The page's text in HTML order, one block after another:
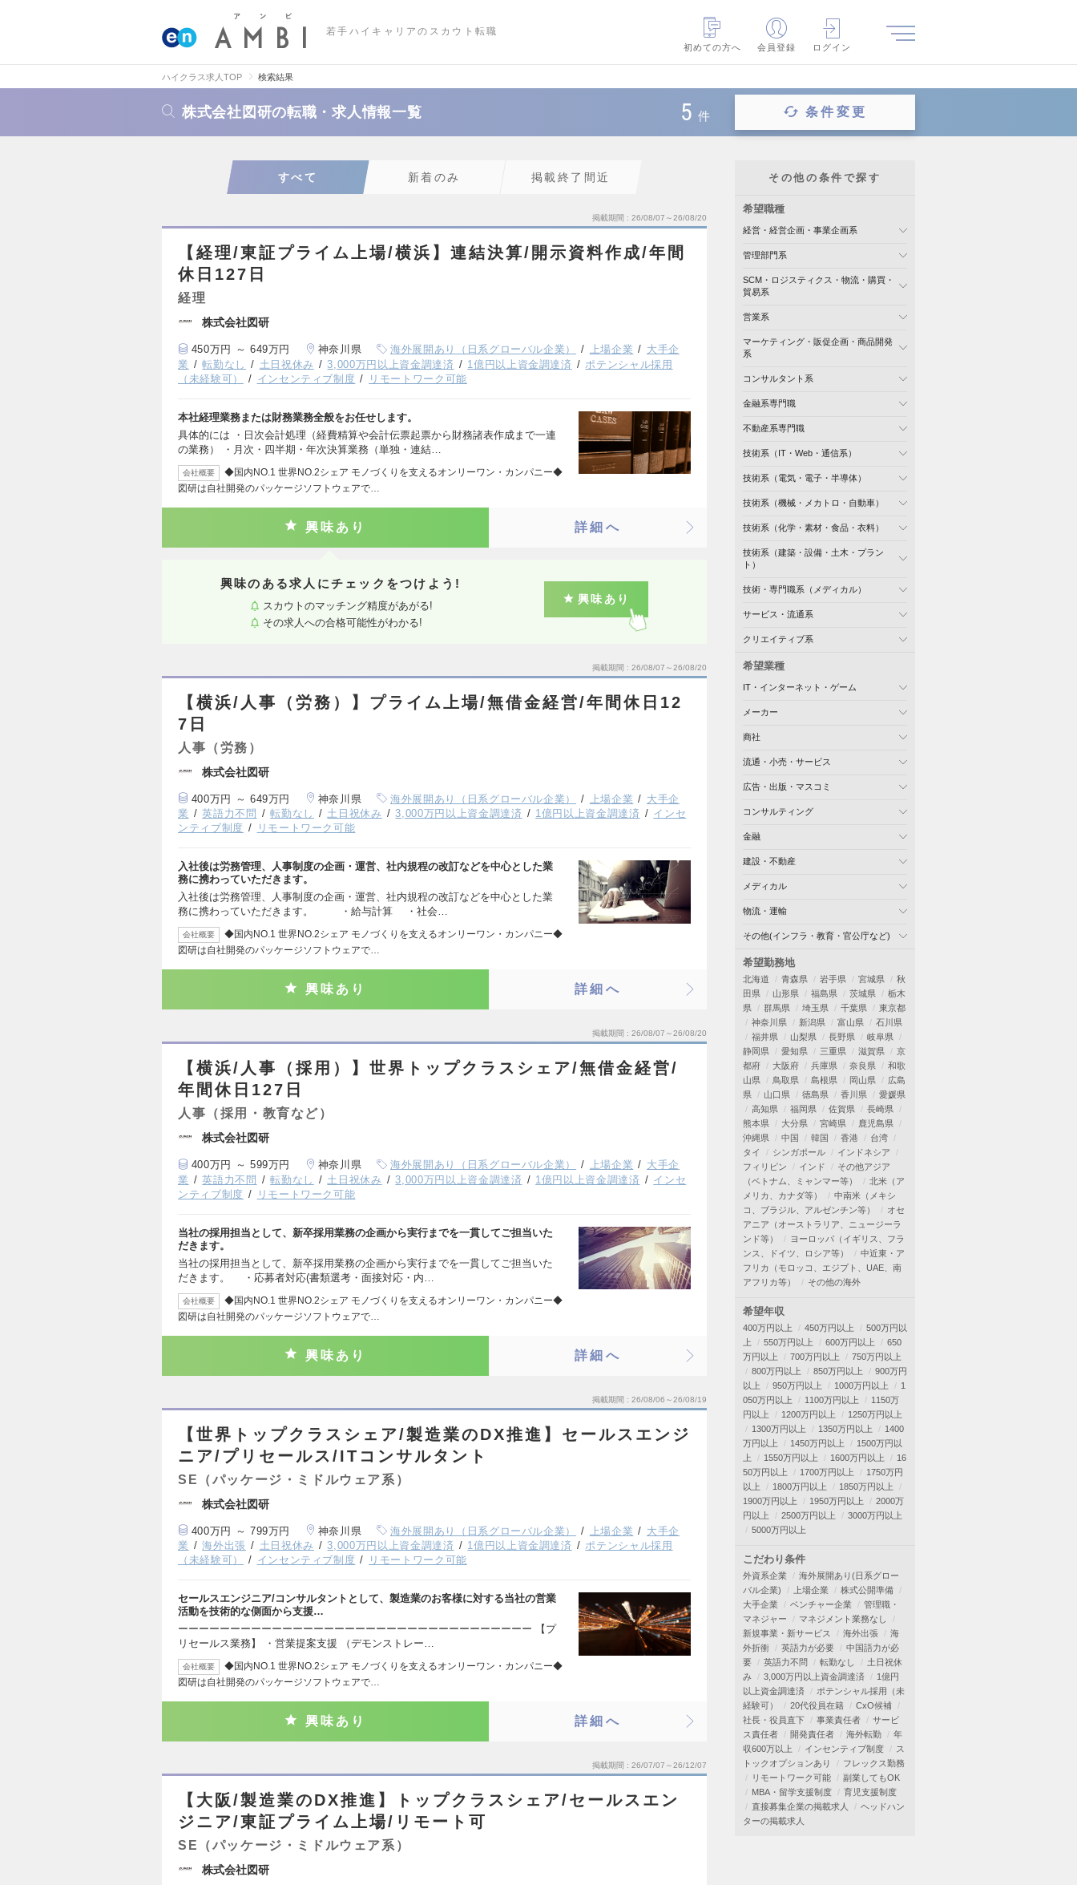
若手ハイキャリアのスカウト転職
初めての方へ
会員登録 ログイン
ハイクラス求人TOP 検索結果
株式会社図研の転職・求人情報一覧 5 件 条件変更
すべて 新着のみ 掲載終了間近
掲載期間 26/08/07～26/08/20
【経理/東証プライム上場/横浜】連結決算/開示資料作成/年間
休日127日
経理
株式会社図研
450万円 ～ 649万円 神奈川県 海外展開あり（日系グローバル企業） 上場企業
大手企
業
転勤なし 土日祝休み 3,000万円以上資金調達済 1億円以上資金調達済
ポテンシャル採用
（未経験可）
インセンティブ制度 リモートワーク可能
本社経理業務または財務業務全般をお任せします。
具体的には ・日次会計処理（経費精算や会計伝票起票から財務諸表作成まで一連
の業務） ・月次・四半期・年次決算業務（単独・連結…
会社概要
◆国内NO.1 世界NO.2シェア モノづくりを支えるオンリーワン・カンパニー◆
図研は自社開発のパッケージソフトウェアで…
興味あり 詳細へ
興味のある求人にチェックをつけよう!
スカウトのマッチング精度があがる!
その求人への合格可能性がわかる!
興味あり
掲載期間 26/08/07～26/08/20
【横浜/人事（労務）】プライム上場/無借金経営/年間休日12
7日
人事（労務）
株式会社図研
400万円 ～ 649万円 神奈川県 海外展開あり（日系グローバル企業） 上場企業
大手企
業
英語力不問 転勤なし 土日祝休み 3,000万円以上資金調達済 1億円以上資金調達済
インセ
ンティブ制度
リモートワーク可能
入社後は労務管理、人事制度の企画・運営、社内規程の改訂などを中心とした業
務に携わっていただきます。
入社後は労務管理、人事制度の企画・運営、社内規程の改訂などを中心とした業
務に携わっていただきます。 ・給与計算 ・社会…
会社概要
◆国内NO.1 世界NO.2シェア モノづくりを支えるオンリーワン・カンパニー◆
図研は自社開発のパッケージソフトウェアで…
興味あり 詳細へ
掲載期間 26/08/07～26/08/20
【横浜/人事（採用）】世界トップクラスシェア/無借金経営/
年間休日127日
人事（採用・教育など）
株式会社図研
400万円 ～ 599万円 神奈川県 海外展開あり（日系グローバル企業） 上場企業
大手企
業
英語力不問 転勤なし 土日祝休み 3,000万円以上資金調達済 1億円以上資金調達済
インセ
ンティブ制度
リモートワーク可能
当社の採用担当として、新卒採用業務の企画から実行までを一貫してご担当いた
だきます。
当社の採用担当として、新卒採用業務の企画から実行までを一貫してご担当いた
だきます。 ・応募者対応(書類選考・面接対応・内…
会社概要
◆国内NO.1 世界NO.2シェア モノづくりを支えるオンリーワン・カンパニー◆
図研は自社開発のパッケージソフトウェアで…
興味あり 詳細へ
掲載期間 26/08/06～26/08/19
【世界トップクラスシェア/製造業のDX推進】セールスエンジ
ニア/プリセールス/ITコンサルタント
SE（パッケージ・ミドルウェア系）
株式会社図研
400万円 ～ 799万円 神奈川県 海外展開あり（日系グローバル企業） 上場企業
大手企
業
海外出張 土日祝休み 3,000万円以上資金調達済 1億円以上資金調達済
ポテンシャル採用
（未経験可）
インセンティブ制度 リモートワーク可能
セールスエンジニア/コンサルタントとして、製造業のお客様に対する当社の営業
活動を技術的な側面から支援…
ーーーーーーーーーーーーーーーーーーーーーーーーーーーーーーーーーー 【プ
リセールス業務】 ・営業提案支援 （デモンストレー…
会社概要
◆国内NO.1 世界NO.2シェア モノづくりを支えるオンリーワン・カンパニー◆
図研は自社開発のパッケージソフトウェアで…
興味あり 詳細へ
掲載期間 26/07/07～26/12/07
【大阪/製造業のDX推進】トップクラスシェア/セールスエン
ジニア/東証プライム上場/リモート可
SE（パッケージ・ミドルウェア系）
株式会社図研
その他の条件で探す
希望職種
経営・経営企画・事業企画系
管理部門系
SCM・ロジスティクス・物流・購買・
貿易系
営業系
マーケティング・販促企画・商品開発
系
コンサルタント系
金融系専門職
不動産系専門職
技術系（IT・Web・通信系）
技術系（電気・電子・半導体）
技術系（機械・メカトロ・自動車）
技術系（化学・素材・食品・衣料）
技術系（建築・設備・土木・プラン
ト）
技術・専門職系（メディカル）
サービス・流通系
クリエイティブ系
希望業種
IT・インターネット・ゲーム
メーカー
商社
流通・小売・サービス
広告・出版・マスコミ
コンサルティング
金融
建設・不動産
メディカル
物流・運輸
その他(インフラ・教育・官公庁など)
希望勤務地
北海道 青森県 岩手県 宮城県
秋
田県
山形県 福島県 茨城県
栃木
県
群馬県 埼玉県 千葉県
東京都
神奈川県
新潟県 富山県
石川県
福井県
山梨県 長野県
岐阜県
静岡県
愛知県 三重県 滋賀県
京
都府
大阪府 兵庫県 奈良県
和歌
山県
鳥取県 島根県 岡山県
広島
県
山口県 徳島県 香川県
愛媛県
高知県
福岡県 佐賀県
長崎県
熊本県
大分県 宮崎県
鹿児島県
沖縄県
中国 韓国 香港
台湾
タイ
シンガポール
インドネシア
フィリピン
インド
その他アジア
（ベトナム、ミャンマー等）
北米（ア
メリカ、カナダ等）
中南米（メキシ
コ、ブラジル、アルゼンチン等）
オセ
アニア（オーストラリア、ニュージーラ
ンド等）
ヨーロッパ（イギリス、フラ
ンス、ドイツ、ロシア等）
中近東・ア
フリカ（モロッコ、エジプト、UAE、南
アフリカ等）
その他の海外
希望年収
400万円以上 450万円以上
500万円以
上
550万円以上 600万円以上
650
万円以上
700万円以上
750万円以上
800万円以上
850万円以上
900万円
以上
950万円以上 1000万円以上
1
050万円以上
1100万円以上
1150万
円以上
1200万円以上
1250万円以上
1300万円以上
1350万円以上
1400
万円以上
1450万円以上
1500万円以
上
1550万円以上 1600万円以上
16
50万円以上
1700万円以上
1750万円
以上
1800万円以上
1850万円以上
1900万円以上
1950万円以上
2000万
円以上
2500万円以上
3000万円以上
5000万円以上
こだわり条件
外資系企業
海外展開あり(日系グロー
バル企業)
上場企業
株式公開準備
大手企業
ベンチャー企業
管理職・
マネジャー
マネジメント業務なし
新規事業・新サービス
海外出張
海
外折衝
英語力が必要
中国語力が必
要
英語力不問 転勤なし
土日祝休
み
3,000万円以上資金調達済
1億円
以上資金調達済
ポテンシャル採用（未
経験可）
20代役員在籍
CxO候補
社長・役員直下
事業責任者
サービ
ス責任者
開発責任者 海外転勤
年
収600万以上
インセンティブ制度
ス
トックオプションあり
フレックス勤務
リモートワーク可能
副業してもOK
MBA・留学支援制度
育児支援制度
直接募集企業の掲載求人
ヘッドハン
ターの掲載求人